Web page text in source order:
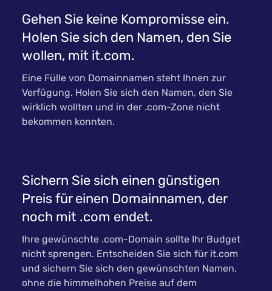
Gehen Sie keine Kompromisse ein.
Holen Sie sich den Namen, den Sie
wollen, mit it.com.
Eine Fülle von Domainnamen steht Ihnen zur
Verfügung. Holen Sie sich den Namen, den Sie
wirklich wollten und in der .com-Zone nicht
bekommen konnten.
Sichern Sie sich einen günstigen
Preis für einen Domainnamen, der
noch mit .com endet.
Ihre gewünschte .com-Domain sollte Ihr Budget
nicht sprengen. Entscheiden Sie sich für it.com
und sichern Sie sich den gewünschten Namen,
ohne die himmelhohen Preise auf dem